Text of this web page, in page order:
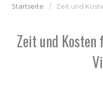
Startseite / Zeit und
Zeit und